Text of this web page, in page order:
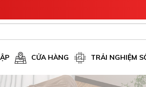
CỬA HÀNG TRẢI NGHIỆM